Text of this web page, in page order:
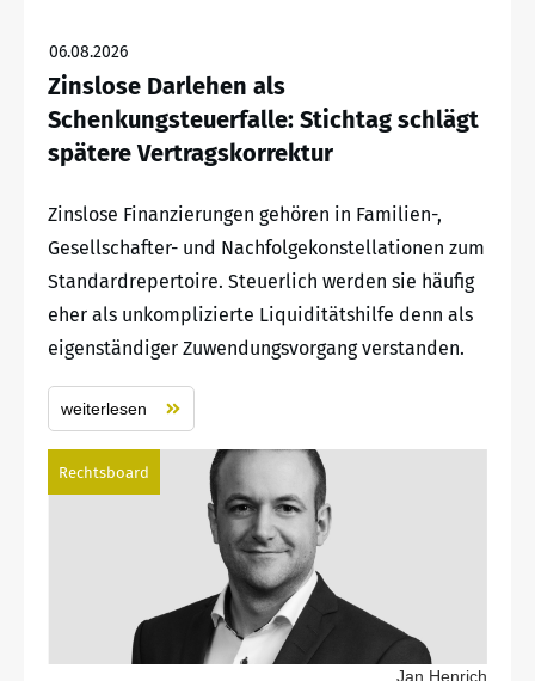
06.08.2026
Zinslose Darlehen als
Schenkungsteuerfalle: Stichtag schlägt
spätere Vertragskorrektur
Zinslose Finanzierungen gehören in Familien-,
Gesellschafter- und Nachfolgekonstellationen zum
Standardrepertoire. Steuerlich werden sie häufig
eher als unkomplizierte Liquiditätshilfe denn als
eigenständiger Zuwendungsvorgang verstanden.
weiterlesen
Rechtsboard
Jan Henrich